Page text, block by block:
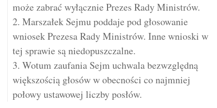
może zabrać wyłącznie Prezes Rady Ministrów.
2. Marszałek Sejmu poddaje pod głosowanie
wniosek Prezesa Rady Ministrów. Inne wnioski w
tej sprawie są niedopuszczalne.
3. Wotum zaufania Sejm uchwala bezwzględną
większością głosów w obecności co najmniej
połowy ustawowej liczby posłów.